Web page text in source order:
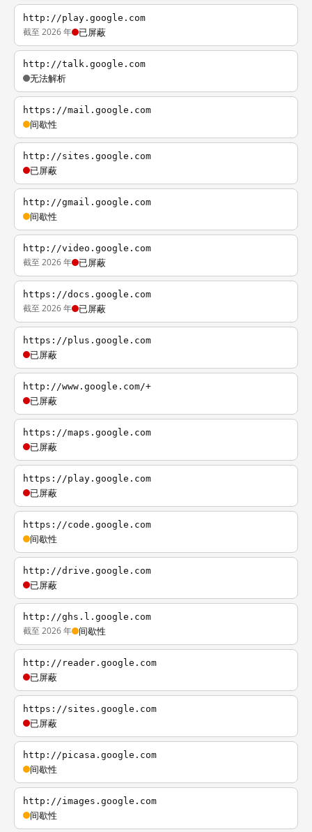
http://play.google.com
截至 2026 年 已屏蔽
http://talk.google.com
无法解析
https://mail.google.com
间歇性
http://sites.google.com
已屏蔽
http://gmail.google.com
间歇性
http://video.google.com
截至 2026 年 已屏蔽
https://docs.google.com
截至 2026 年 已屏蔽
https://plus.google.com
已屏蔽
http://www.google.com/+
已屏蔽
https://maps.google.com
已屏蔽
https://play.google.com
已屏蔽
https://code.google.com
间歇性
http://drive.google.com
已屏蔽
http://ghs.l.google.com
截至 2026 年 间歇性
http://reader.google.com
已屏蔽
https://sites.google.com
已屏蔽
http://picasa.google.com
间歇性
http://images.google.com
间歇性